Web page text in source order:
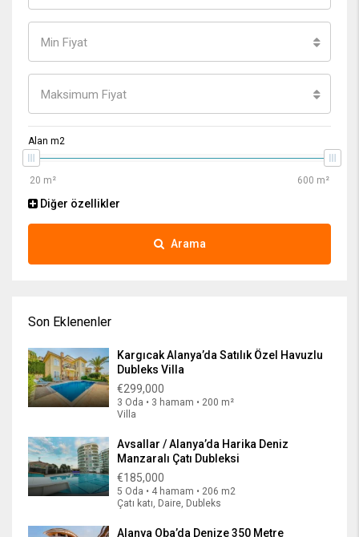
Min Fiyat
Maksimum Fiyat
Alan m2
Diğer özellikler
Arama
Son Eklenenler
Kargıcak Alanya’da Satılık Özel Havuzlu
Dubleks Villa
€299,000
3 Oda • 3 hamam • 200 m²
Villa
Avsallar / Alanya’da Harika Deniz
Manzaralı Çatı Dubleksi
€185,000
5 Oda • 4 hamam • 206 m2
Çatı katı, Daire, Dubleks
Alanya Oba’da Denize 350 Metre